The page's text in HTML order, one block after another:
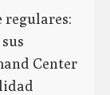
regulares:
Center